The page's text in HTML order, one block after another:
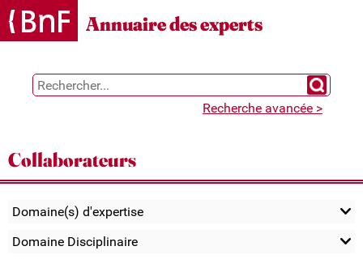
Gestion des cookies
Annuaire des experts
Chercher
Recherche avancée >
Collaborateurs
Domaine(s) d'expertise
Domaine Disciplinaire